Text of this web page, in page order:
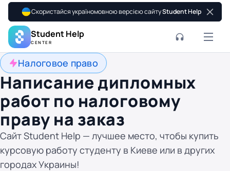
Скористайся україномовною версією сайтуStudent Help
Student Help
CENTER
Налоговое право
Написание дипломных
работ по налоговому
праву на заказ
Сайт Student Help — лучшее место, чтобы купить
курсовую работу студенту в Киеве или в других
городах Украины!